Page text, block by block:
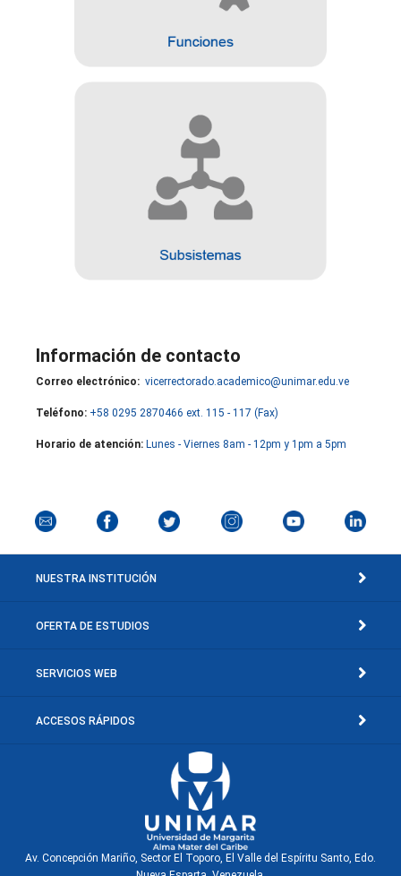
Información de contacto
Correo electrónico: vicerrectorado.academico@unimar.edu.ve
Teléfono: +58 0295 2870466 ext. 115 - 117 (Fax)
Horario de atención: Lunes - Viernes 8am - 12pm y 1pm a 5pm
NUESTRA INSTITUCIÓN
OFERTA DE ESTUDIOS
SERVICIOS WEB
ACCESOS RÁPIDOS
Av. Concepción Mariño, Sector El Toporo, El Valle del Espíritu Santo, Edo.